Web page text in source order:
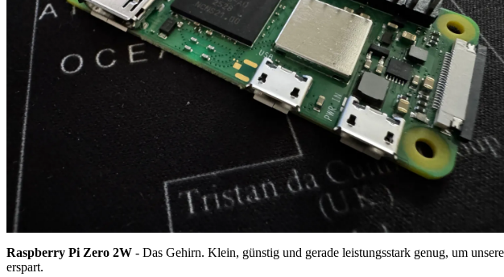
Raspberry Pi Zero 2W - Das Gehirn. Klein, günstig und gerade leistungsstark genug, um
erspart.